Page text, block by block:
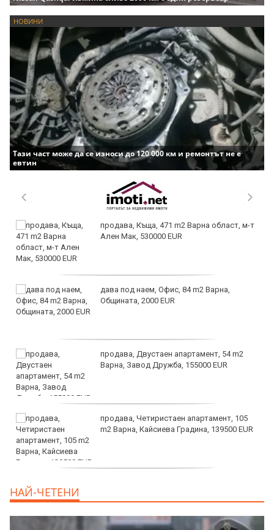
НОВИНИ
Тази част може да се износи до 120 000 км и ремонтът не е
евтин
продава, Къща, 471 m2 Варна област, м-т
Ален Мак, 530000 EUR
дава под наем, Офис, 84 m2 Варна,
Общината, 2000 EUR
продава, Двустаен апартамент, 54 m2
Варна, Завод Дружба, 155000 EUR
продава, Четиристаен апартамент, 105
m2 Варна, Кайсиева Градина, 139500 EUR
НАЙ-ЧЕТЕНИ